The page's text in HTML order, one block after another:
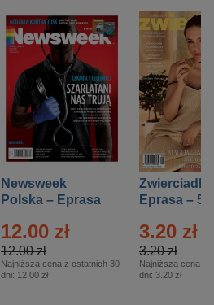
Newsweek
Polska – Eprasa
12.00 zł
12.00 zł
Najniższa cena z ostatnich 30
dni: 12.00 zł
Zwierciadło
Eprasa – 5/
3.20 zł
3.20 zł
Najniższa cena z
dni: 3.20 zł